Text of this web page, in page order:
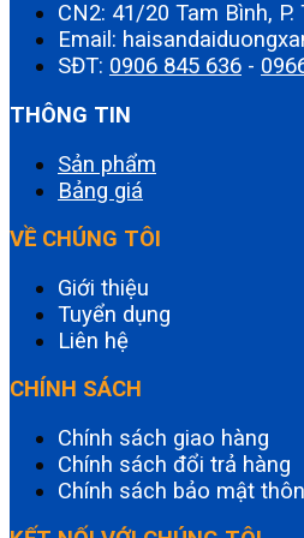
CN2: 41/20 Tam Bình,
Email:
SĐT: 0906 845 636 -
THÔNG TIN
Sản phẩm
Bảng giá
VỀ CHÚNG TÔI
Giới thiệu
Tuyển dụng
Liên hệ
CHÍNH SÁCH
Chính sách giao hàng
Chính sách đổi trả hàng
Chính sách bảo mật